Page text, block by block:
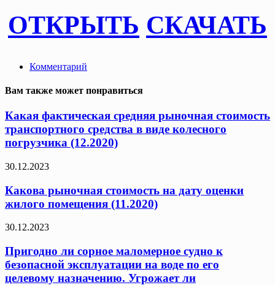
ОТКРЫТЬ СКАЧАТЬ
Комментарий
Вам также может понравиться
Какая фактическая средняя рыночная стоимость
транспортного средства в виде колесного
погрузчика (12.2020)
30.12.2023
Какова рыночная стоимость на дату оценки
жилого помещения (11.2020)
30.12.2023
Пригодно ли сорное маломерное судно к
безопасной эксплуатации на воде по его
целевому назначению. Угрожает ли